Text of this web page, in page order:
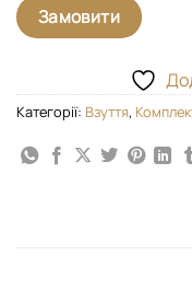
Замовити
Категорії: Взуття,